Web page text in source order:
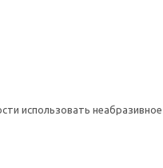
использовать